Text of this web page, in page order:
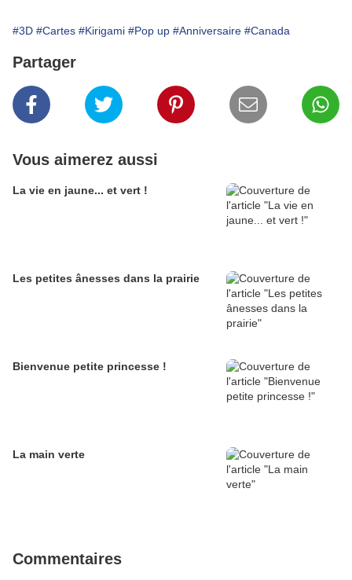
#3D #Cartes #Kirigami #Pop up #Anniversaire #Canada
Partager
Vous aimerez aussi
La vie en jaune... et vert !
Les petites ânesses dans la prairie
Bienvenue petite princesse !
La main verte
Commentaires